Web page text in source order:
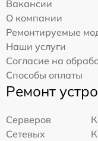
Вакансии
О компании
Ремонтируемые
Наши услуги
Согласие на
Способы оплаты
Ремонт
Серверов
Сетевых